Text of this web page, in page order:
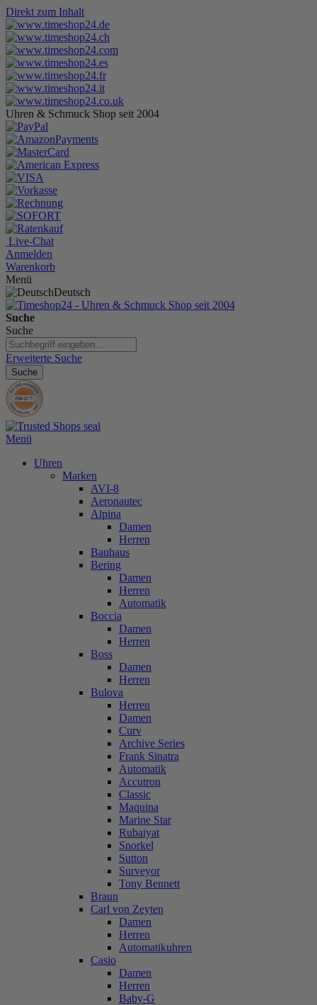
Direkt zum Inhalt
Uhren & Schmuck Shop seit 2004
Live-Chat
Anmelden
Warenkorb
Menü
Deutsch
Suche
Suche
Erweiterte Suche
Suche
Menü
Uhren
Marken
AVI-8
Aeronautec
Alpina
Damen
Herren
Bauhaus
Bering
Damen
Herren
Automatik
Boccia
Damen
Herren
Boss
Damen
Herren
Bulova
Herren
Damen
Curv
Archive Series
Frank Sinatra
Automatik
Accutron
Classic
Maquina
Marine Star
Rubaiyat
Snorkel
Sutton
Surveyor
Tony Bennett
Braun
Carl von Zeyten
Damen
Herren
Automatikuhren
Casio
Damen
Herren
Baby-G